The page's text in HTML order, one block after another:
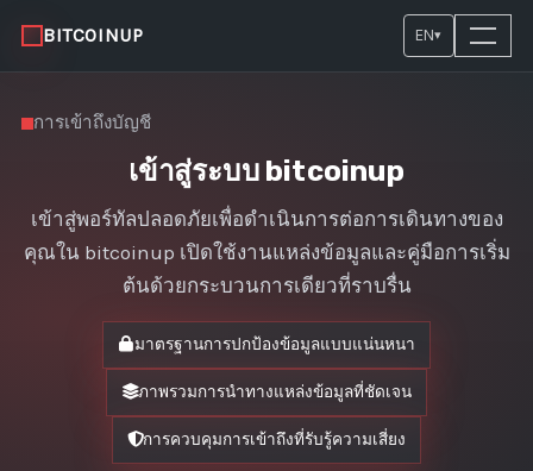
BITCOINUP EN▾
การเข้าถึงบัญชี
เข้าสู่ระบบ bitcoinup
เข้าสู่พอร์ทัลปลอดภัยเพื่อดำเนินการต่อการเดินทางของ
คุณใน bitcoinup เปิดใช้งานแหล่งข้อมูลและคู่มือการเริ่ม
ต้นด้วยกระบวนการเดียวที่ราบรื่น
มาตรฐานการปกป้องข้อมูลแบบแน่นหนา
ภาพรวมการนำทางแหล่งข้อมูลที่ชัดเจน
การควบคุมการเข้าถึงที่รับรู้ความเสี่ยง